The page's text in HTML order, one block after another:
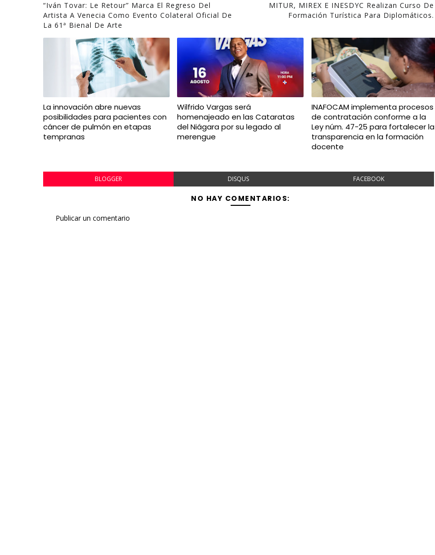
“Iván Tovar: Le Retour” Marca El Regreso Del
Artista A Venecia Como Evento Colateral Oficial De
La 61ª Bienal De Arte
MITUR, MIREX E INESDYC Realizan Curso De
Formación Turística Para Diplomáticos.
La innovación abre nuevas
posibilidades para pacientes con
cáncer de pulmón en etapas
tempranas
Wilfrido Vargas será
homenajeado en las Cataratas
del Niágara por su legado al
merengue
INAFOCAM implementa procesos
de contratación conforme a la
Ley núm. 47-25 para fortalecer la
transparencia en la formación
docente
BLOGGER DISQUS FACEBOOK
NO HAY COMENTARIOS:
Publicar un comentario